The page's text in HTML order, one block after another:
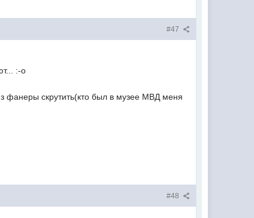
#47
:-o
фанеры скрутить(кто был в музее МВД меня
#48